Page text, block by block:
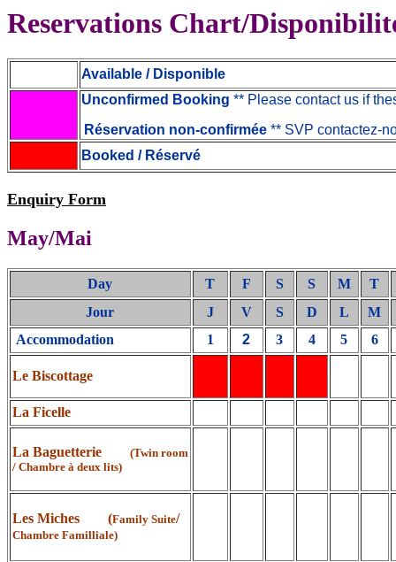
Reservations Chart/
Available / Disponible
Unconfirmed Booking ** Please contact us if
Réservation non-confirmée ** SVP contactez-
Booked / Réservé
Enquiry Form
May/Mai
Day T F S S M
T
Jour
J V S D L
M
Accommodation
1 2 3 4 5 6
Le Biscottage
La Ficelle
La Baguetterie
(Twin room
/ Chambre à deux lits)
Les Miches (Family Suite/
Chambre Familliale)